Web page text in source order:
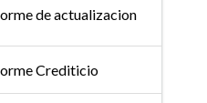
Fitch
de actualizacion
Crediticio